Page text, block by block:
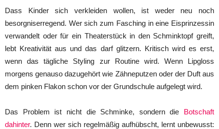
Dass Kinder sich verkleiden wollen, ist weder neu noch
besorgniserregend. Wer sich zum Fasching in eine Eisprinzessin
verwandelt oder für ein Theaterstück in den Schminktopf greift,
lebt Kreativität aus und das darf glitzern. Kritisch wird es erst,
wenn das tägliche Styling zur Routine wird. Wenn Lipgloss
morgens genauso dazugehört wie Zähneputzen oder der Duft aus
dem pinken Flakon schon vor der Grundschule aufgelegt wird.
Das Problem ist nicht die Schminke, sondern die Botschaft
dahinter. Denn wer sich regelmäßig aufhübscht, lernt unbewusst: